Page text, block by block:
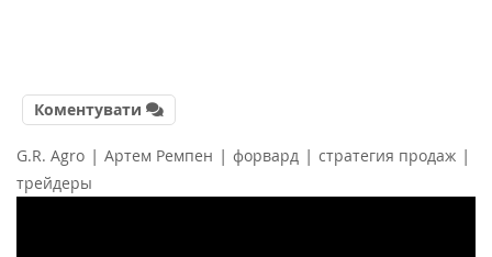
Коментувати
G.R. Agro | Артем Ремпен | форвард | стратегия продаж |
трейдеры